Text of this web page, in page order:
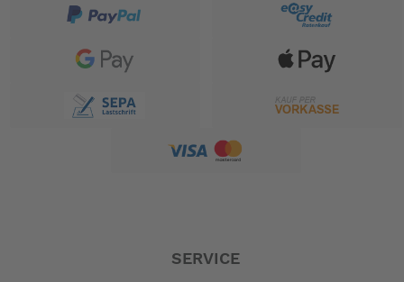
SERVICE